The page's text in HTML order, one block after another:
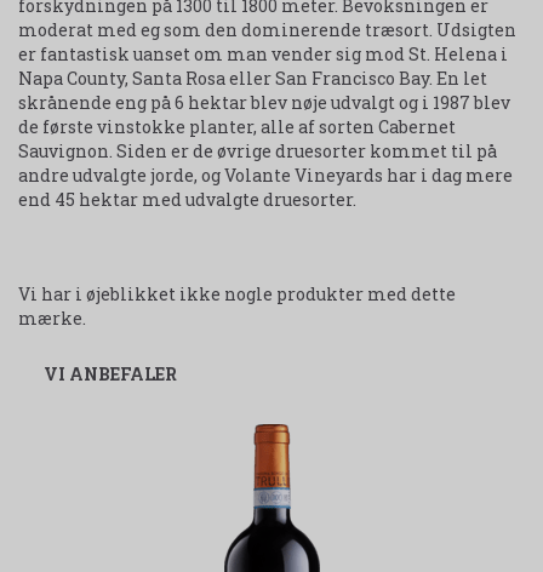
forskydningen på 1300 til 1800 meter. Bevoksningen er
moderat med eg som den dominerende træsort. Udsigten
er fantastisk uanset om man vender sig mod St. Helena i
Napa County, Santa Rosa eller San Francisco Bay. En let
skrånende eng på 6 hektar blev nøje udvalgt og i 1987 blev
de første vinstokke planter, alle af sorten Cabernet
Sauvignon. Siden er de øvrige druesorter kommet til på
andre udvalgte jorde, og Volante Vineyards har i dag mere
end 45 hektar med udvalgte druesorter.
Vi har i øjeblikket ikke nogle produkter med dette
mærke.
VI ANBEFALER